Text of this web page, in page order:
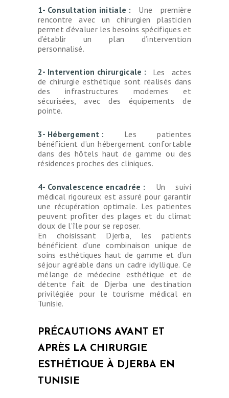
CHIRURGIE
OPÉRATIONS
INTERVENTIONS
TARIFS
A PROPOS
1- Consultation initiale : Une première
rencontre avec un chirurgien plasticien
permet d’évaluer les besoins spécifiques et
d’établir un plan d’intervention
personnalisé.
2- Intervention chirurgicale : Les actes
de chirurgie esthétique sont réalisés dans
des infrastructures modernes et
sécurisées, avec des équipements de
pointe.
3- Hébergement : Les patientes
bénéficient d’un hébergement confortable
dans des hôtels haut de gamme ou des
résidences proches des cliniques.
4- Convalescence encadrée : Un suivi
médical rigoureux est assuré pour garantir
une récupération optimale. Les patientes
peuvent profiter des plages et du climat
doux de l’île pour se reposer.
En choisissant Djerba, les patients
bénéficient d’une combinaison unique de
soins esthétiques haut de gamme et d’un
séjour agréable dans un cadre idyllique. Ce
mélange de médecine esthétique et de
détente fait de Djerba une destination
privilégiée pour le tourisme médical en
Tunisie.
PRÉCAUTIONS AVANT ET
APRÈS LA CHIRURGIE
ESTHÉTIQUE À DJERBA EN
TUNISIE